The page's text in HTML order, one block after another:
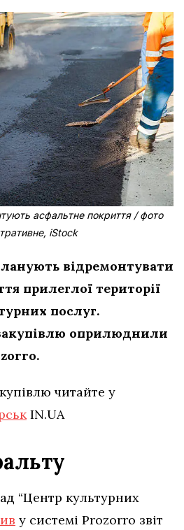
асфальтне покриття / фото
iStock
відремонтувати
прилеглої території
послуг.
оприлюднили
читайте у
IN.UA
“Центр культурних
у системі Prozorro звіт